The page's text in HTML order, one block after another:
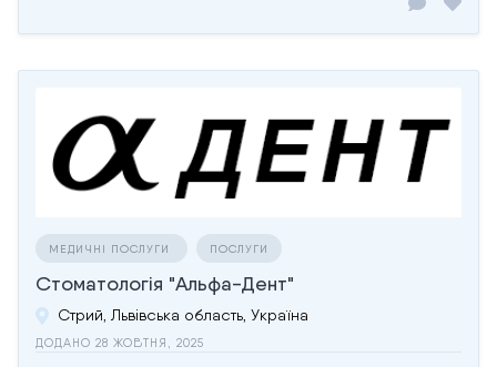
МЕДИЧНІ ПОСЛУГИ ПОСЛУГИ
Стоматологія "Альфа-Дент"
Стрий, Львівська область, Україна
ДОДАНО 28 ЖОВТНЯ, 2025